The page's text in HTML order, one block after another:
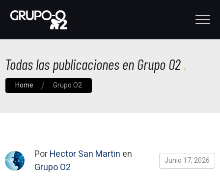
Todas las publicaciones en Grupo O2
Home Grupo O2
PorHector San Martin en
Grupo O2
Junio 17, 2026